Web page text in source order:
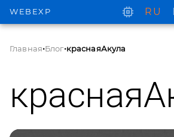
WEBEXP RU
Главная•Блог•краснаяАкула